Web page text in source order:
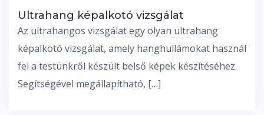
Ultrahang képalkotó vizsgálat
Az ultrahangos vizsgálat egy olyan ultrahang
képalkotó vizsgálat, amely hanghullámokat használ
fel a testünkről készült belső képek készítéséhez.
Segítségével megállapítható, […]